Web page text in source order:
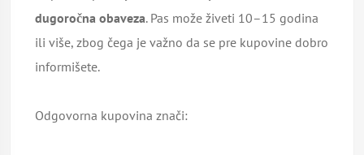
dugoročna obaveza. Pas može živeti 10–15 godina
ili više, zbog čega je važno da se pre kupovine dobro
informišete.
Odgovorna kupovina znači: